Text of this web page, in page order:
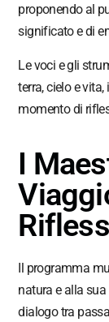
proponendo al
significato e di
Le voci e gli
terra, cielo e
momento di
I
Il programma
natura e alla
dialogo tra